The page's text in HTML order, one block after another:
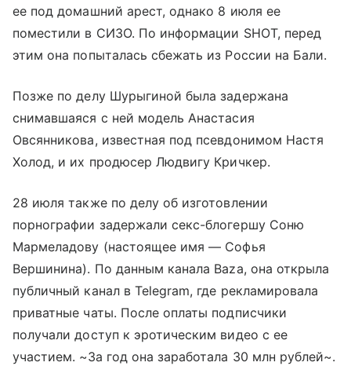
ее под домашний арест, однако 8 июля ее
поместили в СИЗО. По информации SHOT, перед
этим она попыталась сбежать из России на Бали.
Позже по делу Шурыгиной была задержана
снимавшаяся с ней модель Анастасия
Овсянникова, известная под псевдонимом Настя
Холод, и их продюсер Людвигу Кричкер.
28 июля также по делу об изготовлении
порнографии задержали секс-блогершу Соню
Мармеладову (настоящее имя — Софья
Вершинина). По данным канала Baza, она открыла
публичный канал в Telegram, где рекламировала
приватные чаты. После оплаты подписчики
получали доступ к эротическим видео с ее
участием. ~За год она заработала 30 млн рублей~.